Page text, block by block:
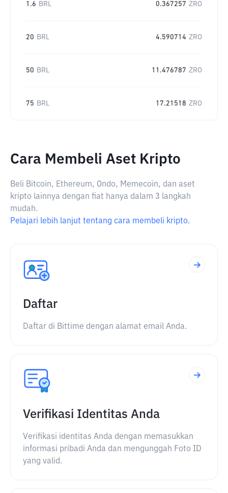
1.6 BRL 0.367257 ZRO
20 BRL 4.590714 ZRO
50 BRL 11.476787 ZRO
75 BRL 17.21518 ZRO
Cara Membeli Aset Kripto
Beli Bitcoin, Ethereum, Ondo, Memecoin, dan aset
kripto lainnya dengan fiat hanya dalam 3 langkah
mudah.
Pelajari lebih lanjut tentang cara membeli kripto.
Daftar
Daftar di Bittime dengan alamat email Anda.
Verifikasi Identitas Anda
Verifikasi identitas Anda dengan memasukkan
informasi pribadi Anda dan mengunggah Foto ID
yang valid.